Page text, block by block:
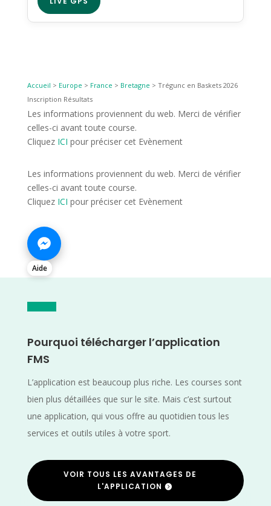
Accueil > Europe > France > Bretagne > Trégunc en Baskets 2026
Inscription Résultats
Les informations proviennent du web. Merci de vérifier
celles-ci avant toute course.
Cliquez ICI pour préciser cet Evènement
Les informations proviennent du web. Merci de vérifier
celles-ci avant toute course.
Cliquez ICI pour préciser cet Evènement
Aide
Pourquoi télécharger l’application
FMS
L’application est beaucoup plus riche. Les courses sont
bien plus détaillées que sur le site. Mais c’est surtout
une application, qui vous offre au quotidien tous les
services et outils utiles à votre sport.
VOIR TOUS LES AVANTAGES DE
L'APPLICATION